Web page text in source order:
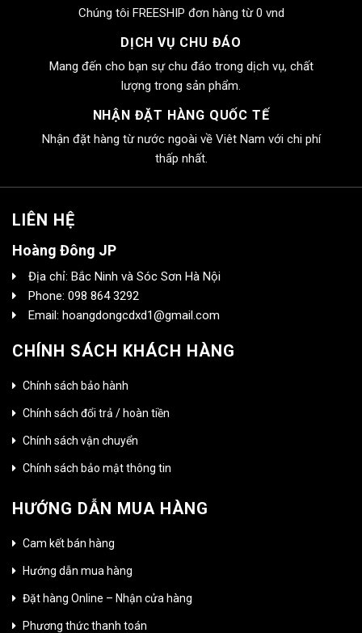
Chúng tôi FREESHIP đơn hàng từ 0 vnd
DỊCH VỤ CHU ĐÁO
Mang đến cho bạn sự chu đáo trong dịch vụ, chất
lượng trong sản phẩm.
NHẬN ĐẶT HÀNG QUỐC TẾ
Nhận đặt hàng từ nước ngoài về Viêt Nam với chi phí
thấp nhất.
LIÊN HỆ
Hoàng Đông JP
Địa chỉ: Bắc Ninh và Sóc Sơn Hà Nội
Phone: 098 864 3292
Email: hoangdongcdxd1@gmail.com
CHÍNH SÁCH KHÁCH HÀNG
Chính sách bảo hành
Chính sách đổi trả / hoàn tiền
Chính sách vận chuyển
Chính sách bảo mật thông tin
HƯỚNG DẪN MUA HÀNG
Cam kết bán hàng
Hướng dẫn mua hàng
Đặt hàng Online – Nhận cửa hàng
Phương thức thanh toán